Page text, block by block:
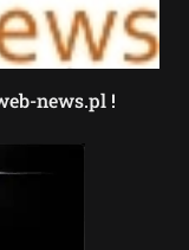
news.pl !